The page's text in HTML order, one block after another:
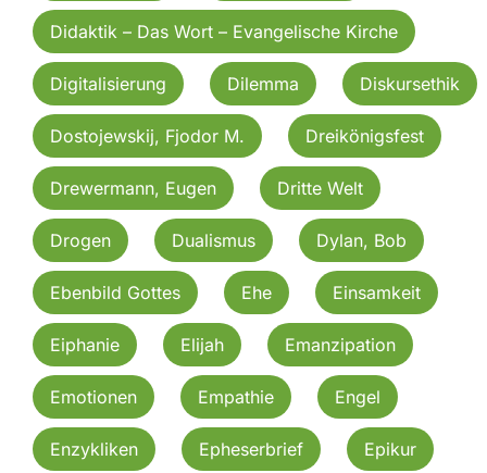
Didaktik – Das Wort – Evangelische Kirche
Digitalisierung Dilemma Diskursethik
Dostojewskij, Fjodor M. Dreikönigsfest
Drewermann, Eugen Dritte Welt
Drogen Dualismus Dylan, Bob
Ebenbild Gottes Ehe Einsamkeit
Eiphanie Elijah Emanzipation
Emotionen Empathie Engel
Enzykliken Epheserbrief Epikur